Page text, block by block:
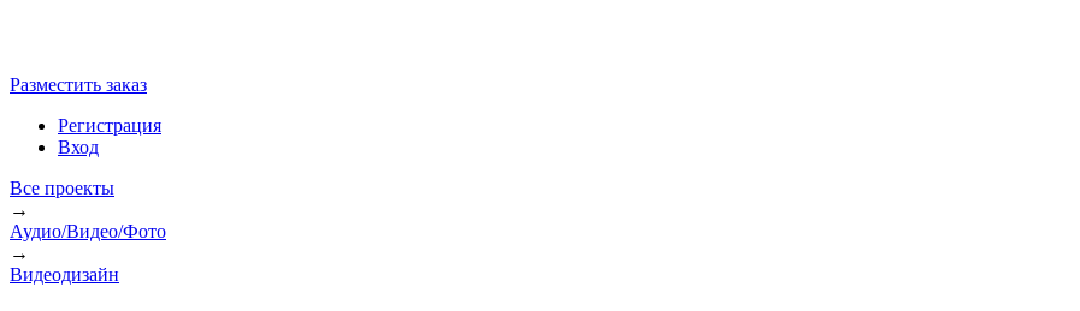
Разместить заказ
Регистрация
Вход
Все проекты
→
Аудио/Видео/Фото
→
Видеодизайн